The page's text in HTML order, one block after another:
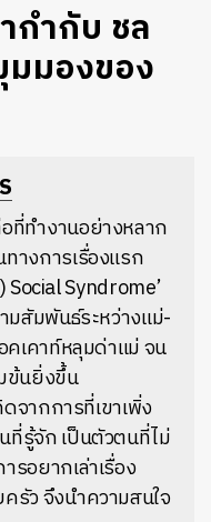
กำกับ ชล
มองของ
ทำงานอย่างหลาก
างการเรื่องแรก
Social Syndrome’
สัมพันธ์ระหว่างแม่-
เคาท์หลุมด่าแม่ จน
ข้นยิ่งขึ้น
จากการที่เขาเพิ่ง
รู้จัก เป็นตัวตนที่ไม่
อยากเล่าเรื่อง
รัว จึงนำความสนใจ